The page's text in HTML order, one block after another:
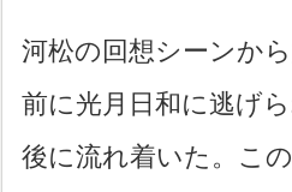
河松の回想シーンか
前に光月日和に逃げ
後に流れ着いた。こ